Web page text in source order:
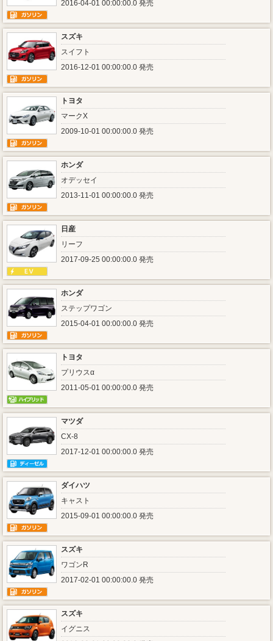
2016-04-01 00:00:00.0 発売
スズキ
スイフト
2016-12-01 00:00:00.0 発売
トヨタ
マークX
2009-10-01 00:00:00.0 発売
ホンダ
オデッセイ
2013-11-01 00:00:00.0 発売
日産
リーフ
2017-09-25 00:00:00.0 発売
ホンダ
ステップワゴン
2015-04-01 00:00:00.0 発売
トヨタ
プリウスα
2011-05-01 00:00:00.0 発売
マツダ
CX-8
2017-12-01 00:00:00.0 発売
ダイハツ
キャスト
2015-09-01 00:00:00.0 発売
スズキ
ワゴンR
2017-02-01 00:00:00.0 発売
スズキ
イグニス